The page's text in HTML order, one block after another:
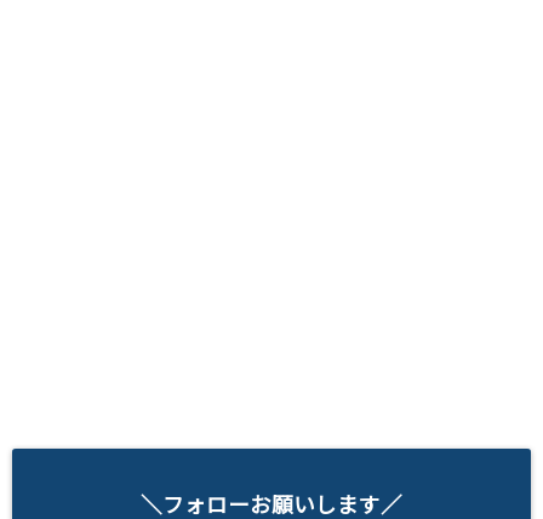
＼フォローお願いします／